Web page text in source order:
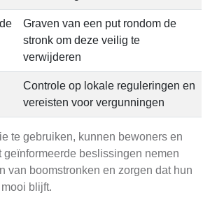
Graven van een put rondom de
stronk om deze veilig te
verwijderen
Controle op lokale reguleringen en
vereisten voor vergunningen
te gebruiken, kunnen bewoners en
geïnformeerde beslissingen nemen
van boomstronken en zorgen dat hun
blijft.